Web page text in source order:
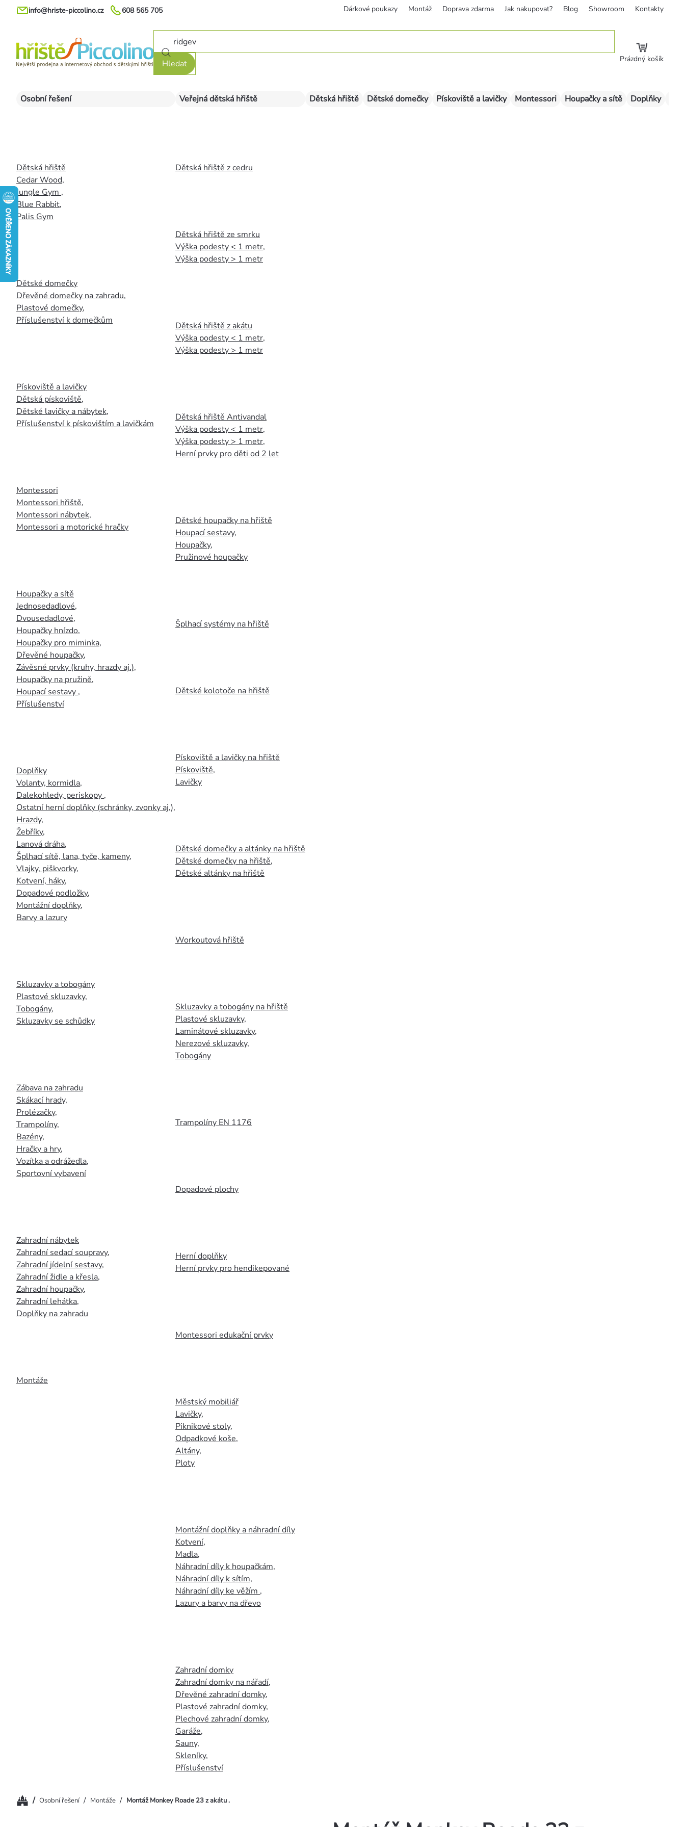
Přejít
608 565 705
info@hriste-piccolino.cz Dárkové poukazy Montáž Doprava zdarma Jak nakupovat? Blog Showroom Kontakty
Hledat Prázdný košík
Osobní řešení
Dětská hřiště
Cedar Wood,
Jungle Gym ,
Blue Rabbit,
Palis Gym
Dětské domečky
Dřevěné domečky na zahradu,
Plastové domečky,
Příslušenství k domečkům
Pískoviště a lavičky
Dětská pískoviště,
Dětské lavičky a nábytek,
Příslušenství k pískovištím a lavičkám
Montessori
Montessori hřiště,
Montessori nábytek,
Montessori a motorické hračky
Houpačky a sítě
Jednosedadlové,
Dvousedadlové,
Houpačky hnízdo,
Houpačky pro miminka,
Dřevěné houpačky,
Závěsné prvky (kruhy, hrazdy aj.),
Houpačky na pružině,
Houpací sestavy ,
Příslušenství
Doplňky
Volanty, kormidla,
Dalekohledy, periskopy ,
Ostatní herní doplňky (schránky, zvonky aj.),
Hrazdy,
Žebříky,
Lanová dráha,
Šplhací sítě, lana, tyče, kameny,
Vlajky, piškvorky,
Kotvení, háky,
Dopadové podložky,
Montážní doplňky,
Barvy a lazury
Skluzavky a tobogány
Plastové skluzavky,
Tobogány,
Skluzavky se schůdky
Zábava na zahradu
Skákací hrady,
Prolézačky,
Trampolíny,
Bazény,
Hračky a hry,
Vozítka a odrážedla,
Sportovní vybavení
Zahradní nábytek
Zahradní sedací soupravy,
Zahradní jídelní sestavy,
Zahradní židle a křesla,
Zahradní houpačky,
Zahradní lehátka,
Doplňky na zahradu
Montáže
Veřejná dětská hřiště
Dětská hřiště z cedru
Dětská hřiště ze smrku
Výška podesty < 1 metr,
Výška podesty > 1 metr
Dětská hřiště z akátu
Výška podesty < 1 metr,
Výška podesty > 1 metr
Dětská hřiště Antivandal
Výška podesty < 1 metr,
Výška podesty > 1 metr,
Herní prvky pro děti od 2 let
Dětské houpačky na hřiště
Houpací sestavy,
Houpačky,
Pružinové houpačky
Šplhací systémy na hřiště
Dětské kolotoče na hřiště
Pískoviště a lavičky na hřiště
Pískoviště,
Lavičky
Dětské domečky a altánky na hřiště
Dětské domečky na hřiště,
Dětské altánky na hřiště
Workoutová hřiště
Skluzavky a tobogány na hřiště
Plastové skluzavky,
Laminátové skluzavky,
Nerezové skluzavky,
Tobogány
Trampolíny EN 1176
Dopadové plochy
Herní doplňky
Herní prvky pro hendikepované
Montessori edukační prvky
Městský mobiliář
Lavičky,
Piknikové stoly,
Odpadkové koše,
Altány,
Ploty
Montážní doplňky a náhradní díly
Kotvení,
Madla,
Náhradní díly k houpačkám,
Náhradní díly k sítím,
Náhradní díly ke věžím ,
Lazury a barvy na dřevo
Zahradní domky
Zahradní domky na nářadí,
Dřevěné zahradní domky,
Plastové zahradní domky,
Plechové zahradní domky,
Garáže,
Sauny,
Skleníky,
Příslušenství
Dětská hřiště Dětské domečky Pískoviště a lavičky Montessori Houpačky a sítě Doplňky
Domů/ Osobní řešení / Montáže / Montáž Monkey Roade 23 z akátu .